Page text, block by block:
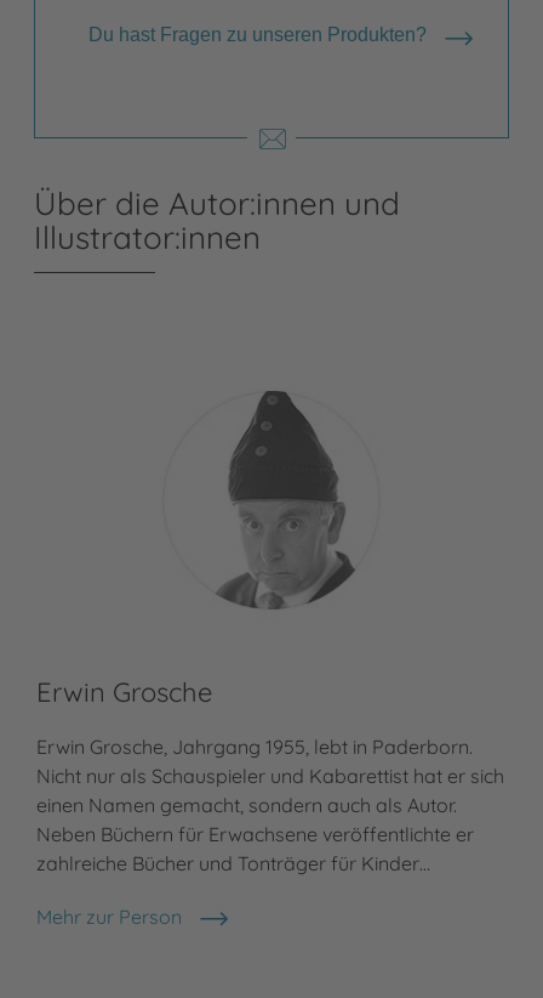
Du hast Fragen zu unseren Produkten?
Über die Autor:innen und
Illustrator:innen
Erwin Grosche
Erwin Grosche, Jahrgang 1955, lebt in Paderborn.
Nicht nur als Schauspieler und Kabarettist hat er sich
einen Namen gemacht, sondern auch als Autor.
Neben Büchern für Erwachsene veröffentlichte er
zahlreiche Bücher und Tonträger für Kinder…
Mehr zur Person
Erwin Grosche